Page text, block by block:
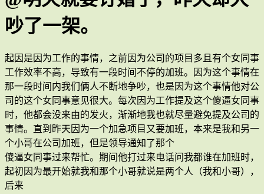
吵了一架。
起因是因为工作的事情，之前因为公司的项目多且有个女同事
工作效率不高，导致有一段时间不停的加班。因为这个事情在
那一段时间内我们俩人不断地争吵，也是因为这个事情他对公
司的这个女同事意见很大。每次因为工作提及这个傻逼女同事
时，他都会没来由的发火，渐渐地我也就尽量避免提及公司的
事情。直到昨天因为一个加急项目又要加班，本来是我和另一
个小哥在公司加班，但是领导通知了那个
傻逼女同事过来帮忙。期间他打过来电话问我都谁在加班时，
起初因为最开始就我和那个小哥就说是两个人（我和小哥），
后来